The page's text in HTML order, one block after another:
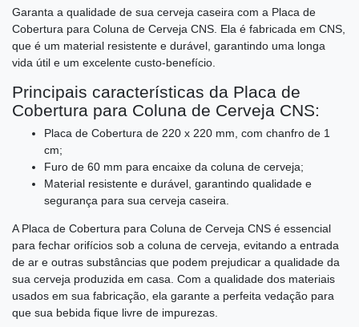
Garanta a qualidade de sua cerveja caseira com a Placa de
Cobertura para Coluna de Cerveja CNS. Ela é fabricada em CNS,
que é um material resistente e durável, garantindo uma longa
vida útil e um excelente custo-benefício.
Principais características da Placa de
Cobertura para Coluna de Cerveja CNS:
Placa de Cobertura de 220 x 220 mm, com chanfro de 1
cm;
Furo de 60 mm para encaixe da coluna de cerveja;
Material resistente e durável, garantindo qualidade e
segurança para sua cerveja caseira.
A Placa de Cobertura para Coluna de Cerveja CNS é essencial
para fechar orifícios sob a coluna de cerveja, evitando a entrada
de ar e outras substâncias que podem prejudicar a qualidade da
sua cerveja produzida em casa. Com a qualidade dos materiais
usados em sua fabricação, ela garante a perfeita vedação para
que sua bebida fique livre de impurezas.